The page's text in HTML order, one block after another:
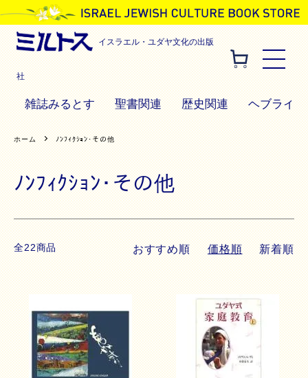
イスラエル・ユダヤ文化の出版
社
雑誌みるとす 聖書関連 歴史関連 ヘブライ
ホーム ﾉﾝﾌｨｸｼｮﾝ･その他
ﾉﾝﾌｨｸｼｮﾝ･その他
全22商品 おすすめ順 価格順 新着順